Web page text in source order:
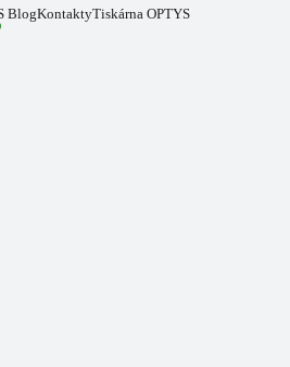
BlogKontaktyTiskárna OPTYS